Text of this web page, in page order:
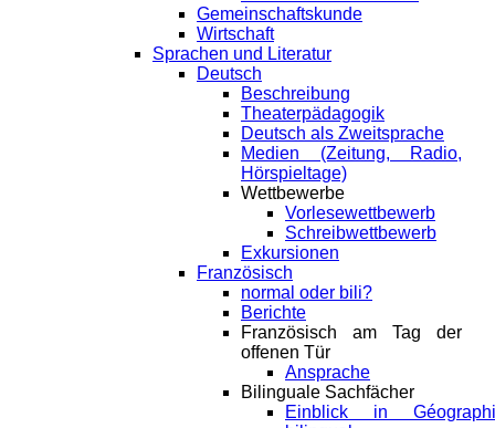
Gemeinschaftskunde
Wirtschaft
Sprachen und Literatur
Deutsch
Beschreibung
Theaterpädagogik
Deutsch als Zweitsprache
Medien (Zeitung, Radio,
Hörspieltage)
Wettbewerbe
Vorlesewettbewerb
Schreibwettbewerb
Exkursionen
Französisch
normal oder bili?
Berichte
Französisch am Tag der
offenen Tür
Ansprache
Bilinguale Sachfächer
Einblick in